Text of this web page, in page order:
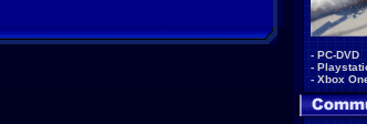
- PC-DVD
-
- Xbox